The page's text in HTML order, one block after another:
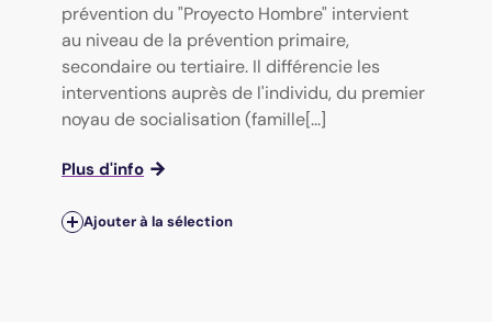
prévention du "Proyecto Hombre" intervient
au niveau de la prévention primaire,
secondaire ou tertiaire. Il différencie les
interventions auprès de l'individu, du premier
noyau de socialisation (famille[...]
Plus d'info
Ajouter à la sélection